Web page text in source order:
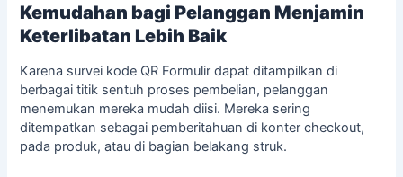
Kemudahan bagi Pelanggan Menjamin
Keterlibatan Lebih Baik
Karena survei kode QR Formulir dapat ditampilkan di
berbagai titik sentuh proses pembelian, pelanggan
menemukan mereka mudah diisi. Mereka sering
ditempatkan sebagai pemberitahuan di konter checkout,
pada produk, atau di bagian belakang struk.